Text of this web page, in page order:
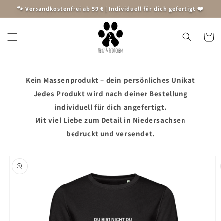
zum
Inhalt
🐾 Versandkostenfrei ab 59 € | Individuell für dich gefertigt ❤️
Kein Massenprodukt – dein persönliches Unikat
Jedes Produkt wird nach deiner Bestellung
individuell für dich angefertigt.
Mit viel Liebe zum Detail in Niedersachsen
bedruckt und versendet.